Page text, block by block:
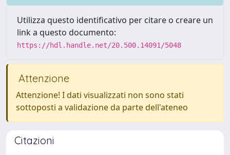
Utilizza questo identificativo per citare o creare un
link a questo documento:
https://hdl.handle.net/20.500.14091/5048
Attenzione
Attenzione! I dati visualizzati non sono stati
sottoposti a validazione da parte dell'ateneo
Citazioni